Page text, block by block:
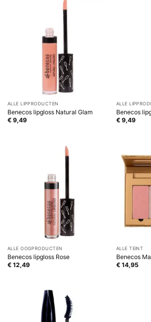
ALLE LIPPRODUCTEN
Benecos lipgloss Natural Glam
€9,49
ALLE
Benecos
€9,49
ALLE OOGPRODUCTEN
Benecos lipgloss Rose
€12,49
ALLE TEINT
Benecos
€14,95